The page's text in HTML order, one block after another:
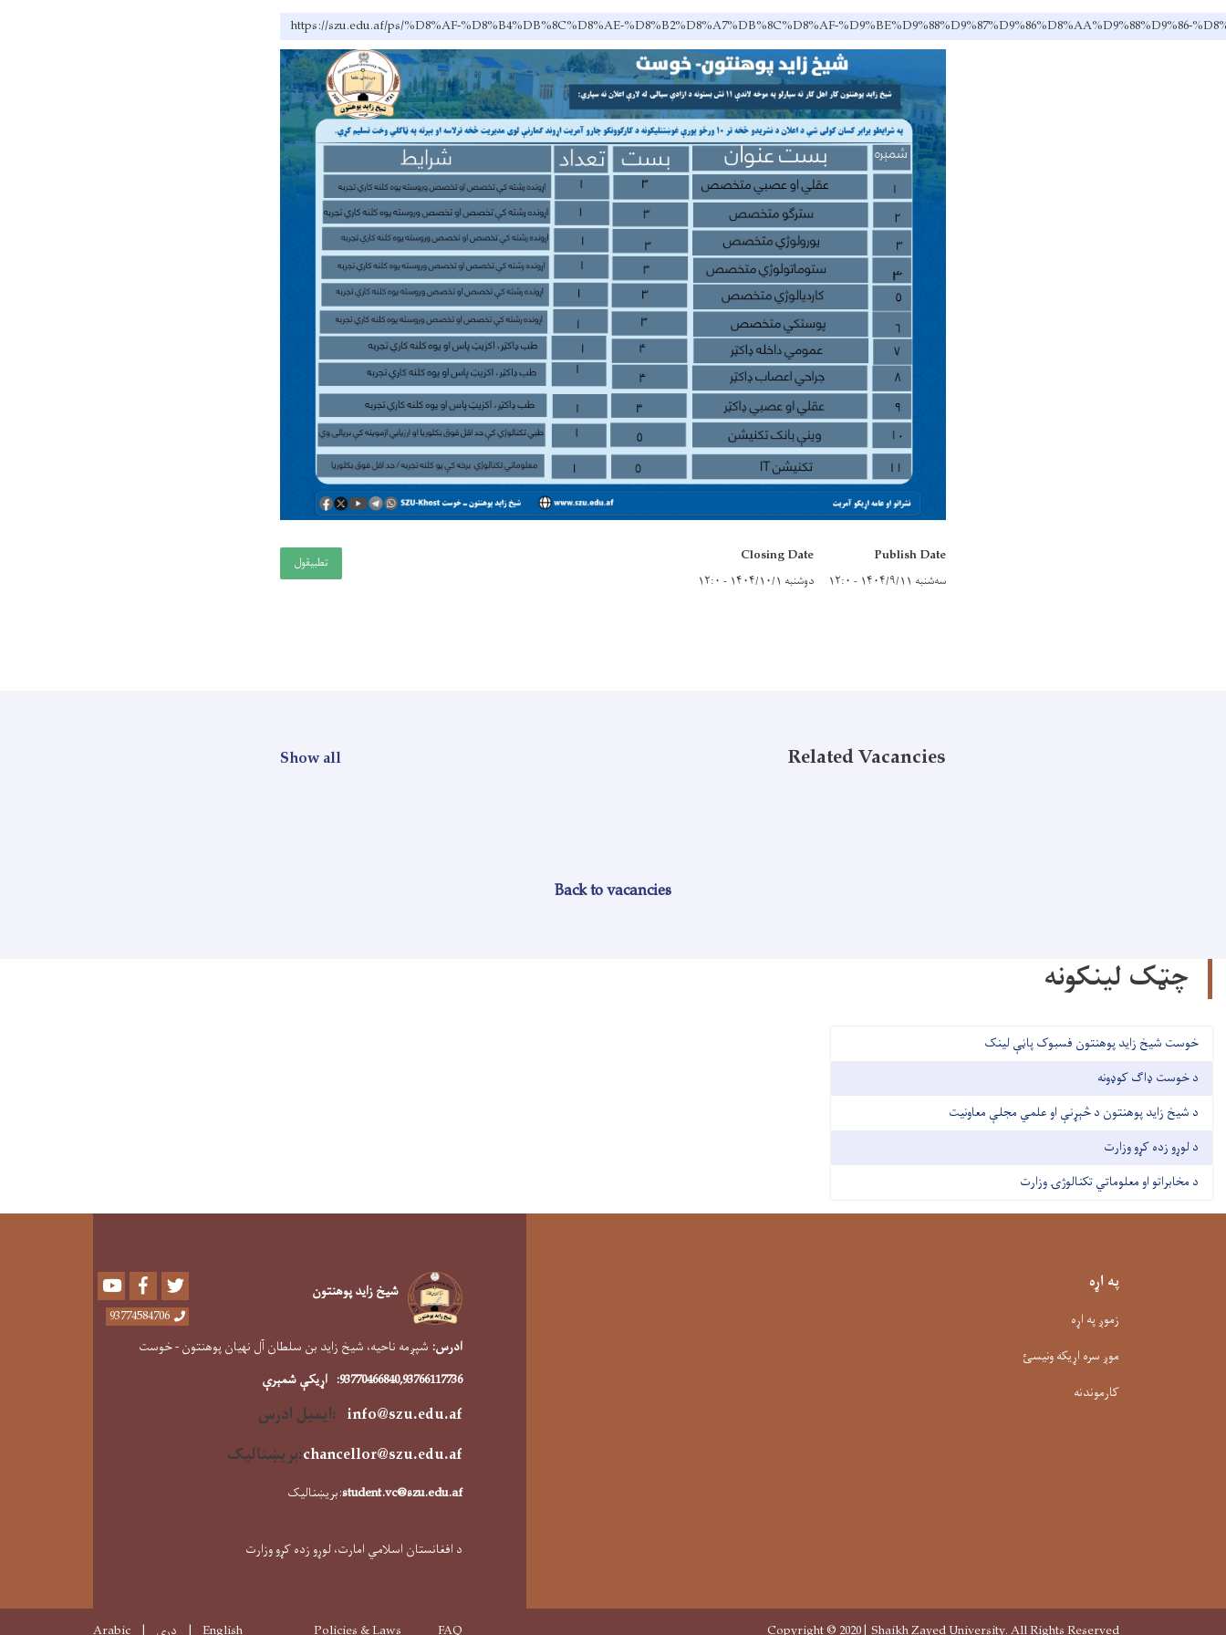
https://szu.edu.af/ps/%D8%AF-%D8%B4%DB%8C%D8%AE-%D8%B2%D8%A7%DB%8C%D8%AF-%D9%BE%D9%88%D9%87%D9%86%D8%AA%D9%88%D9%86-
Publish Date
سه‌شنبه ۱۴۰۴/۹/۱۱ - ۱۲:۰
Closing Date
دوشنبه ۱۴۰۴/۱۰/۱ - ۱۲:۰
تطبيقول
Related Vacancies
Show all
Back to vacancies
چټک لینکونه
خوست شیخ زاید پوهنتون فسبوک پاڼې لینک
د خوست ډاګ کوډونه
د شیخ زاید پوهنتون د څېړنې او علمي مجلې معاونیت
د لوړو زده کړو وزارت
د مخابراتو او معلوماتي تکنالوژۍ وزارت
په اړه
زموږ په اړه
موږ سره اړیکه ونیسئ
کارموندنه
شیخ زاید پوهنتون Youtube Facebook
93774584706
ادرس: شپږمه ناحیه، شیخ زاید بن سلطان آل نهیان پوهنتون - خوست
93770466840,93766117736
: اړیکې شمېرې
info@szu.edu.af :ایمیل ادرس
chancellor@szu.edu.af
:بریښنالیک
student.vc@szu.edu.af:بریښنالیک
د افغانستان اسلامي امارت، لوړو زده کړو وزارت